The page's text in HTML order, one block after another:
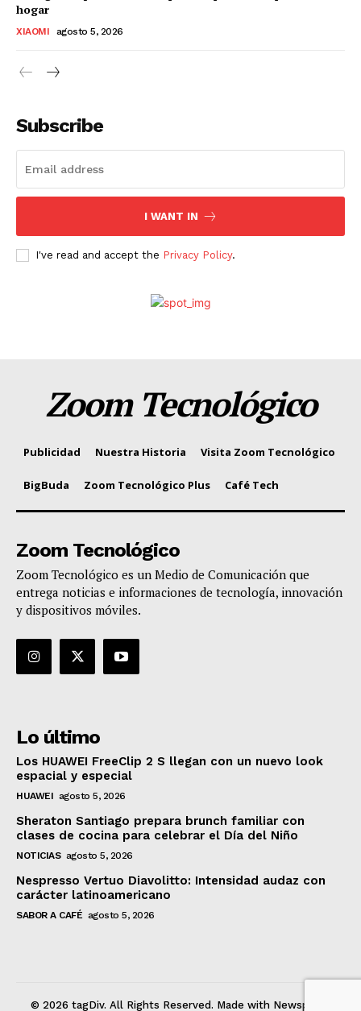
hogar
XIAOMI agosto 5, 2026
Subscribe
I WANT IN
I've read and accept the Privacy Policy.
Zoom Tecnológico
Publicidad Nuestra Historia Visita Zoom Tecnológico
BigBuda Zoom Tecnológico Plus Café Tech
Zoom Tecnológico
Zoom Tecnológico es un Medio de Comunicación que
entrega noticias e informaciones de tecnología, innovación
y dispositivos móviles.
Lo último
Los HUAWEI FreeClip 2 S llegan con un nuevo look
espacial y especial
HUAWEI agosto 5, 2026
Sheraton Santiago prepara brunch familiar con
clases de cocina para celebrar el Día del Niño
NOTICIAS agosto 5, 2026
Nespresso Vertuo Diavolitto: Intensidad audaz con
carácter latinoamericano
SABOR A CAFÉ agosto 5, 2026
© 2026 tagDiv. All Rights Reserved. Made with Newspaper